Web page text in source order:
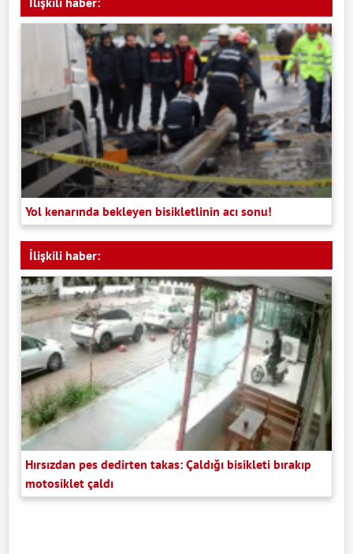
Yol kenarında bekleyen bisikletlinin acı sonu!
İlişkili haber:
Hırsızdan pes dedirten takas: Çaldığı bisikleti bırakıp
motosiklet çaldı